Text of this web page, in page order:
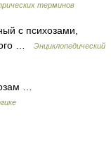
терминов
с психозами,
…
Энциклопедический
…